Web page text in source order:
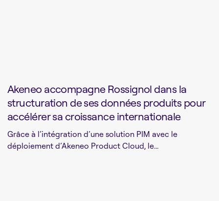
Akeneo accompagne Rossignol dans la
structuration de ses données produits pour
accélérer sa croissance internationale
Grâce à l’intégration d’une solution PIM avec le
déploiement d’Akeneo Product Cloud, le...